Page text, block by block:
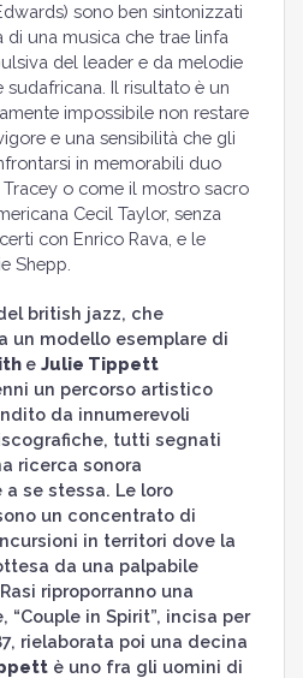
sono ben sintonizzati
di una musica che trae linfa
del leader e da melodie
sudafricana. Il risultato è un
impossibile non restare
e una sensibilità che gli
in memorabili duo
o come il mostro sacro
Cecil Taylor, senza
con Enrico Rava, e le
Shepp.
british jazz, che
un modello esemplare di
e Julie Tippett
un percorso artistico
da innumerevoli
tutti segnati
ricerca sonora
se stessa. Le loro
un concentrato di
in territori dove la
da una palpabile
riproporranno una
“Couple in Spirit”, incisa per
rielaborata poi una decina
è uno fra gli uomini di